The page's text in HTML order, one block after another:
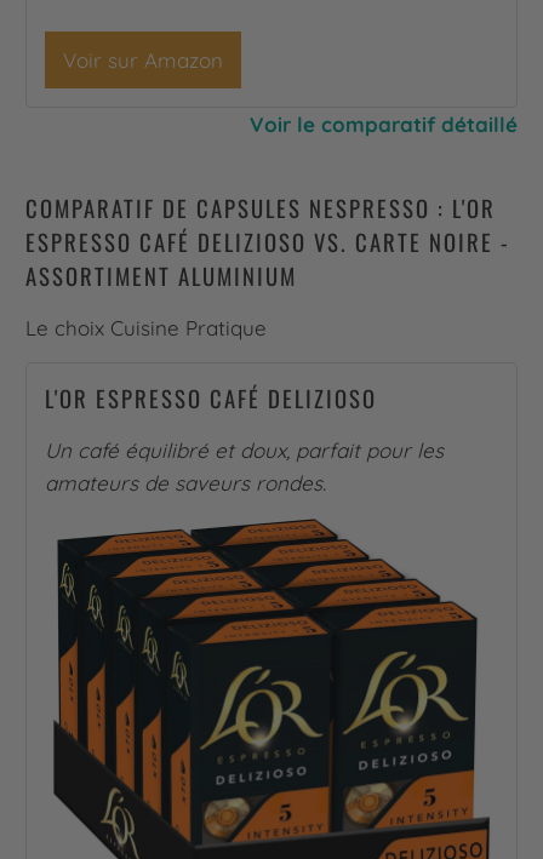
Voir sur Amazon
Voir le comparatif détaillé
COMPARATIF DE CAPSULES NESPRESSO : L'OR
ESPRESSO CAFÉ DELIZIOSO VS. CARTE NOIRE -
ASSORTIMENT ALUMINIUM
Le choix Cuisine Pratique
L'OR ESPRESSO CAFÉ DELIZIOSO
Un café équilibré et doux, parfait pour les
amateurs de saveurs rondes.